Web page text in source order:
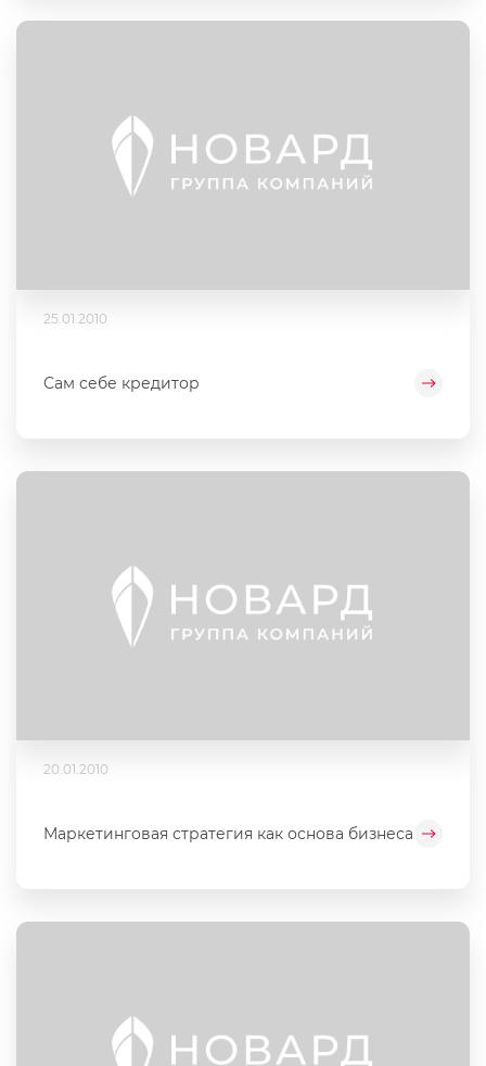
25.01.2010
Сам себе кредитор
20.01.2010
Маркетинговая стратегия как основа бизнеса